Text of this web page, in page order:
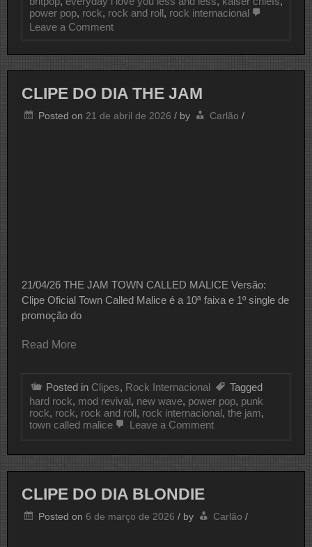
power pop, rock, rock and roll, rock internacional
Leave a Commenton
CLIPE
KAISER
CHIEFS
CLIPE DO DIA THE JAM
Posted on 21 de abril de 2026 / by Carlão /
21/04/26 THE JAM TOWN CALLED MALICE Versão:
Clipe Oficial Town Called Malice é a 10ª faixa e 1º single de
promoção do
Read More
Posted in Clipes, Rock Internacional
Tagged
hard rock, mod revival, new wave, power pop, punk
rock, rock, rock and roll, rock internacional, the jam,
town called malice
Leave a Commenton
THE
CLIPE DO DIA BLONDIE
Posted on 6 de março de 2026 / by Carlão /